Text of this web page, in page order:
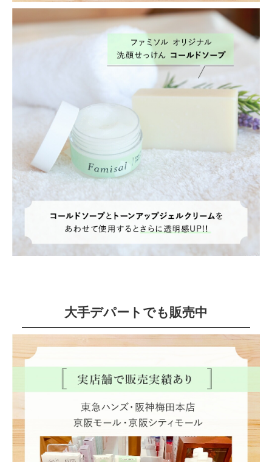
大手デパートでも販売中